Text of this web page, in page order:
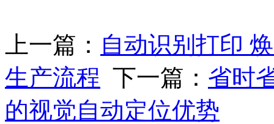
上一篇： 自动识别打印
生产流程 下一篇： 省时
的视觉自动定位优势